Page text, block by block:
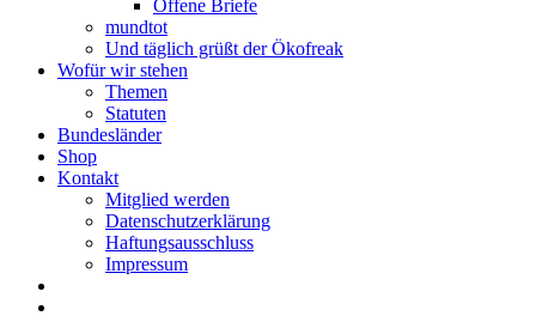
Offene Briefe
mundtot
Und täglich grüßt der Ökofreak
Wofür wir stehen
Themen
Statuten
Bundesländer
Shop
Kontakt
Mitglied werden
Datenschutzerklärung
Haftungsausschluss
Impressum